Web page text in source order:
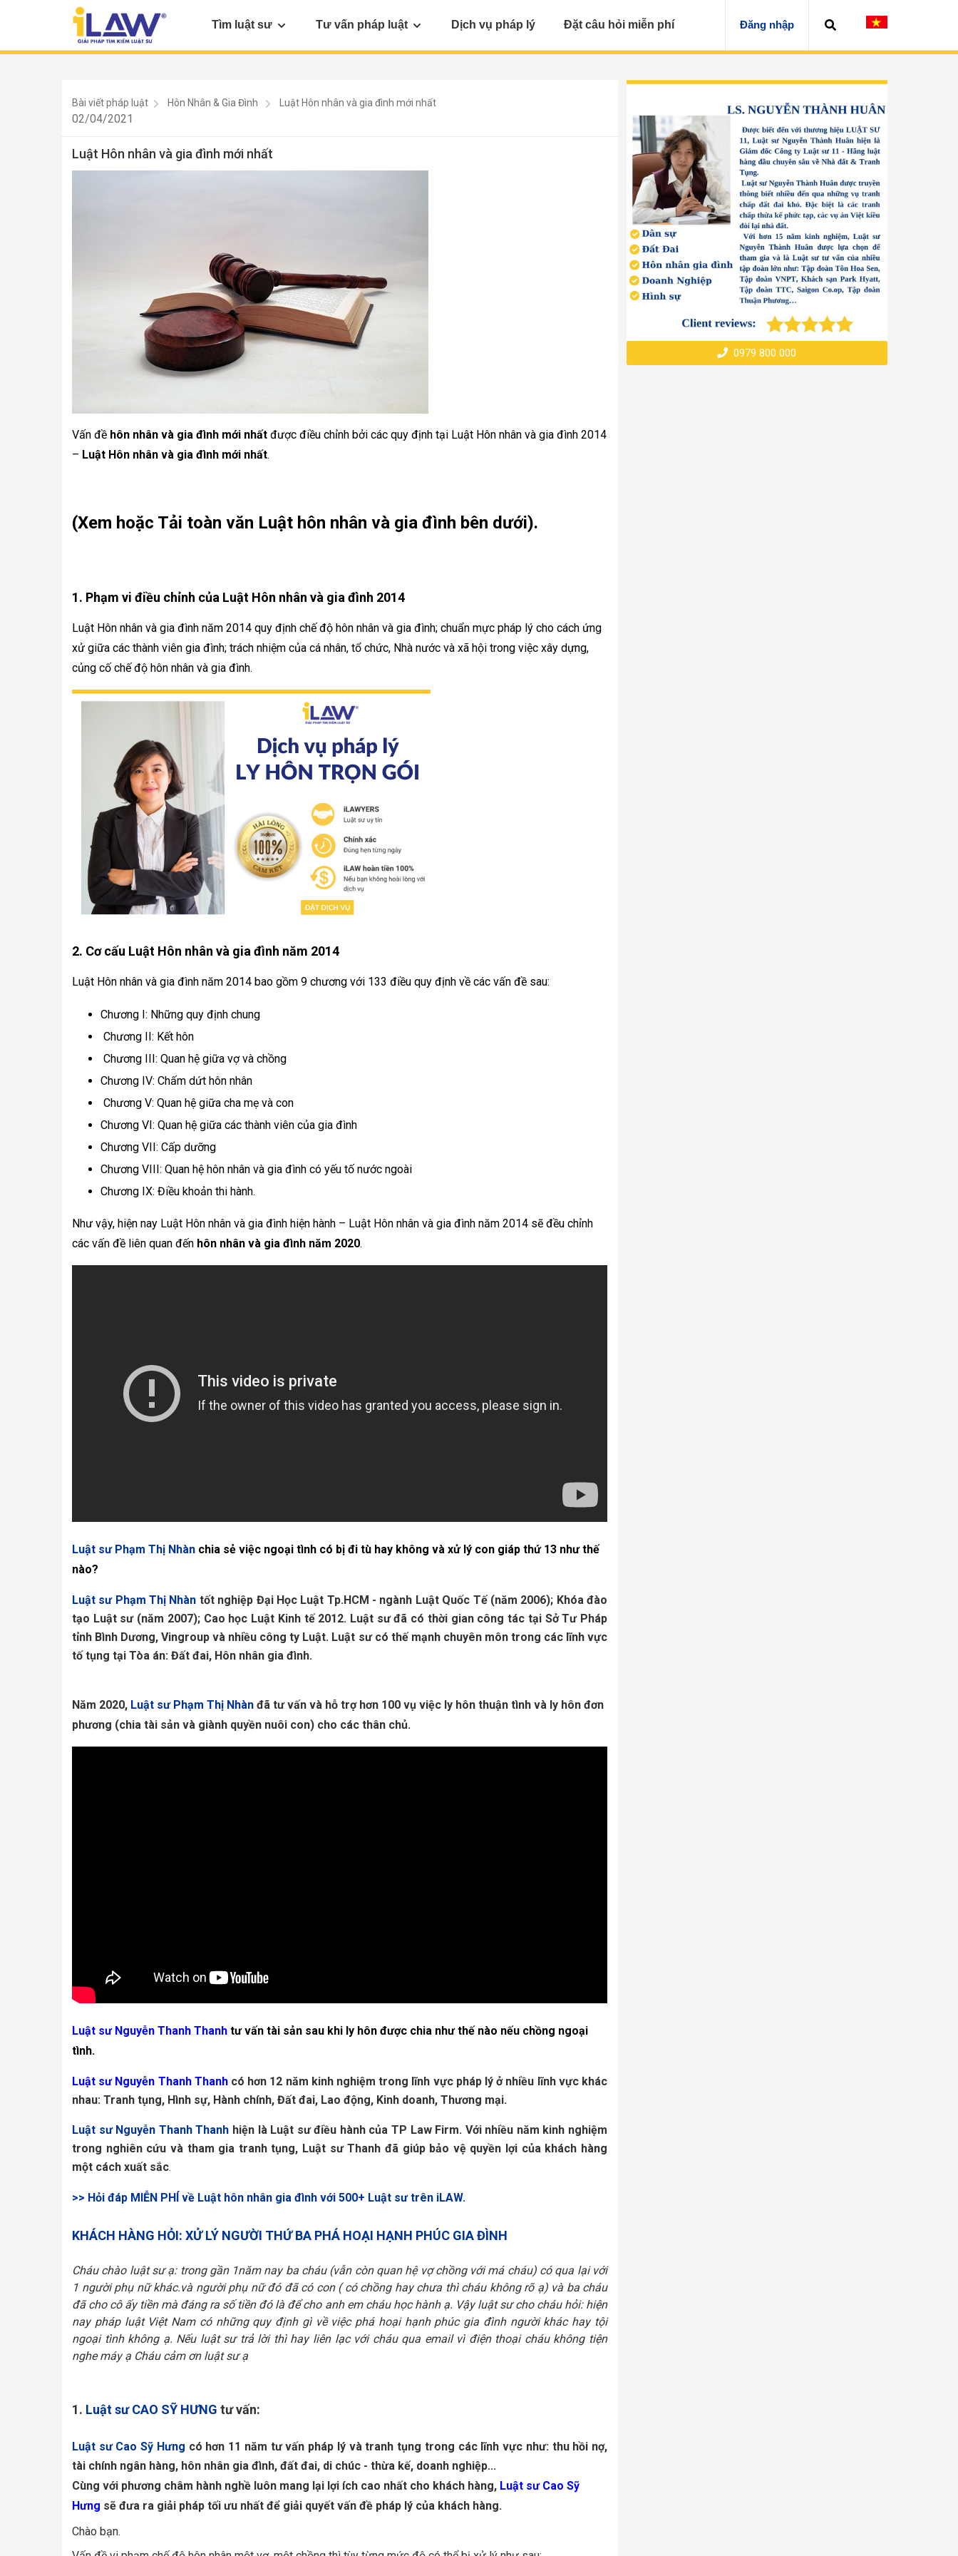
Tìm luật sư Tư vấn pháp luật Dịch vụ pháp lý Đặt câu hỏi miễn phí Đăng nhập
Bài viết pháp luật Hôn Nhân & Gia Đình Luật Hôn nhân và gia đình mới nhất
02/04/2021
Luật Hôn nhân và gia đình mới nhất
Vấn đề hôn nhân và gia đình mới nhất được điều chỉnh bởi các quy định tại Luật Hôn nhân và gia đình 2014
– Luật Hôn nhân và gia đình mới nhất.
(Xem hoặc Tải toàn văn Luật hôn nhân và gia đình bên dưới).
1. Phạm vi điều chỉnh của Luật Hôn nhân và gia đình 2014
Luật Hôn nhân và gia đình năm 2014 quy định chế độ hôn nhân và gia đình; chuẩn mực pháp lý cho cách ứng
xử giữa các thành viên gia đình; trách nhiệm của cá nhân, tổ chức, Nhà nước và xã hội trong việc xây dựng,
củng cố chế độ hôn nhân và gia đình.
2. Cơ cấu Luật Hôn nhân và gia đình năm 2014
Luật Hôn nhân và gia đình năm 2014 bao gồm 9 chương với 133 điều quy định về các vấn đề sau:
Chương I: Những quy định chung
Chương II: Kết hôn
Chương III: Quan hệ giữa vợ và chồng
Chương IV: Chấm dứt hôn nhân
Chương V: Quan hệ giữa cha mẹ và con
Chương VI: Quan hệ giữa các thành viên của gia đình
Chương VII: Cấp dưỡng
Chương VIII: Quan hệ hôn nhân và gia đình có yếu tố nước ngoài
Chương IX: Điều khoản thi hành.
Như vậy, hiện nay Luật Hôn nhân và gia đình hiện hành – Luật Hôn nhân và gia đình năm 2014 sẽ đều chỉnh
các vấn đề liên quan đến hôn nhân và gia đình năm 2020.
Luật sư Phạm Thị Nhàn chia sẻ việc ngoại tình có bị đi tù hay không và xử lý con giáp thứ 13 như thế
nào?
Luật sư Phạm Thị Nhàn tốt nghiệp Đại Học Luật Tp.HCM - ngành Luật Quốc Tế (năm 2006); Khóa đào
tạo Luật sư (năm 2007); Cao học Luật Kinh tế 2012. Luật sư đã có thời gian công tác tại Sở Tư Pháp
tỉnh Bình Dương, Vingroup và nhiều công ty Luật. Luật sư có thế mạnh chuyên môn trong các lĩnh vực
tố tụng tại Tòa án: Đất đai, Hôn nhân gia đình.
Năm 2020, Luật sư Phạm Thị Nhàn đã tư vấn và hỗ trợ hơn 100 vụ việc ly hôn thuận tình và ly hôn đơn
phương (chia tài sản và giành quyền nuôi con) cho các thân chủ.
Luật sư Nguyễn Thanh Thanh tư vấn tài sản sau khi ly hôn được chia như thế nào nếu chồng ngoại
tình.
Luật sư Nguyễn Thanh Thanh có hơn 12 năm kinh nghiệm trong lĩnh vực pháp lý ở nhiều lĩnh vực khác
nhau: Tranh tụng, Hình sự, Hành chính, Đất đai, Lao động, Kinh doanh, Thương mại.
Luật sư Nguyễn Thanh Thanh hiện là Luật sư điều hành của TP Law Firm. Với nhiều năm kinh nghiệm
trong nghiên cứu và tham gia tranh tụng, Luật sư Thanh đã giúp bảo vệ quyền lợi của khách hàng
một cách xuất sắc.
>> Hỏi đáp MIỄN PHÍ về Luật hôn nhân gia đình với 500+ Luật sư trên iLAW.
KHÁCH HÀNG HỎI: XỬ LÝ NGƯỜI THỨ BA PHÁ HOẠI HẠNH PHÚC GIA ĐÌNH
Cháu chào luật sư ạ: trong gần 1năm nay ba cháu (vẫn còn quan hệ vợ chồng với má cháu) có qua lại với
1 người phụ nữ khác.và người phụ nữ đó đã có con ( có chồng hay chưa thì cháu không rõ ạ) và ba cháu
đã cho cô ấy tiền mà đáng ra số tiền đó là để cho anh em cháu học hành ạ. Vậy luật sư cho cháu hỏi: hiện
nay pháp luật Việt Nam có những quy định gì về việc phá hoại hạnh phúc gia đình người khác hay tội
ngoại tình không ạ. Nếu luật sư trả lời thì hay liên lạc với cháu qua email vì điện thoại cháu không tiện
nghe máy ạ Cháu cảm ơn luật sư ạ
1. Luật sư CAO SỸ HƯNG tư vấn:
Luật sư Cao Sỹ Hưng có hơn 11 năm tư vấn pháp lý và tranh tụng trong các lĩnh vực như: thu hồi nợ,
tài chính ngân hàng, hôn nhân gia đình, đất đai, di chúc - thừa kế, doanh nghiệp...
Cùng với phương châm hành nghề luôn mang lại lợi ích cao nhất cho khách hàng, Luật sư Cao Sỹ
Hưng sẽ đưa ra giải pháp tối ưu nhất để giải quyết vấn đề pháp lý của khách hàng.
Chào bạn.
0979 800 000